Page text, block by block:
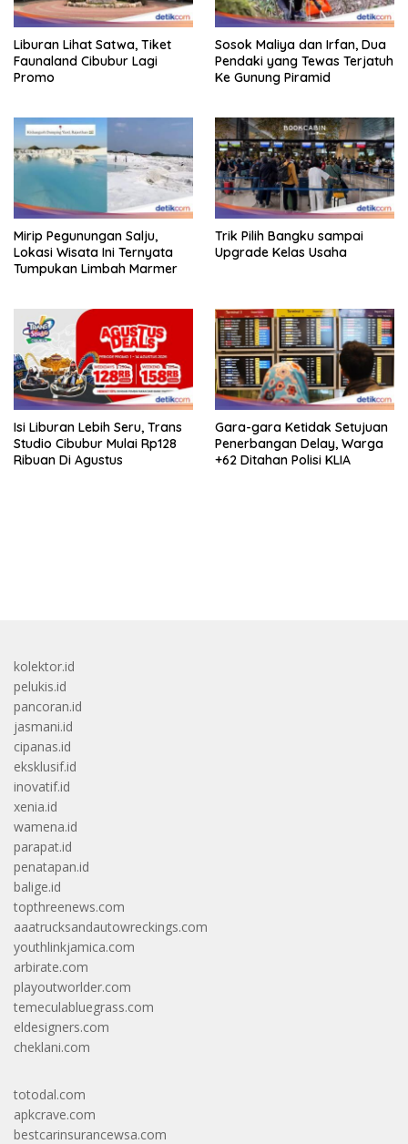
Liburan Lihat Satwa, Tiket
Faunaland Cibubur Lagi
Promo
Sosok Maliya dan Irfan, Dua
Pendaki yang Tewas Terjatuh
Ke Gunung Piramid
Mirip Pegunungan Salju,
Lokasi Wisata Ini Ternyata
Tumpukan Limbah Marmer
Trik Pilih Bangku sampai
Upgrade Kelas Usaha
Isi Liburan Lebih Seru, Trans
Studio Cibubur Mulai Rp128
Ribuan Di Agustus
Gara-gara Ketidak Setujuan
Penerbangan Delay, Warga
+62 Ditahan Polisi KLIA
kolektor.id
pelukis.id
pancoran.id
jasmani.id
cipanas.id
eksklusif.id
inovatif.id
xenia.id
wamena.id
parapat.id
penatapan.id
balige.id
topthreenews.com
aaatrucksandautowreckings.com
youthlinkjamica.com
arbirate.com
playoutworlder.com
temeculabluegrass.com
eldesigners.com
cheklani.com
totodal.com
apkcrave.com
bestcarinsurancewsa.com